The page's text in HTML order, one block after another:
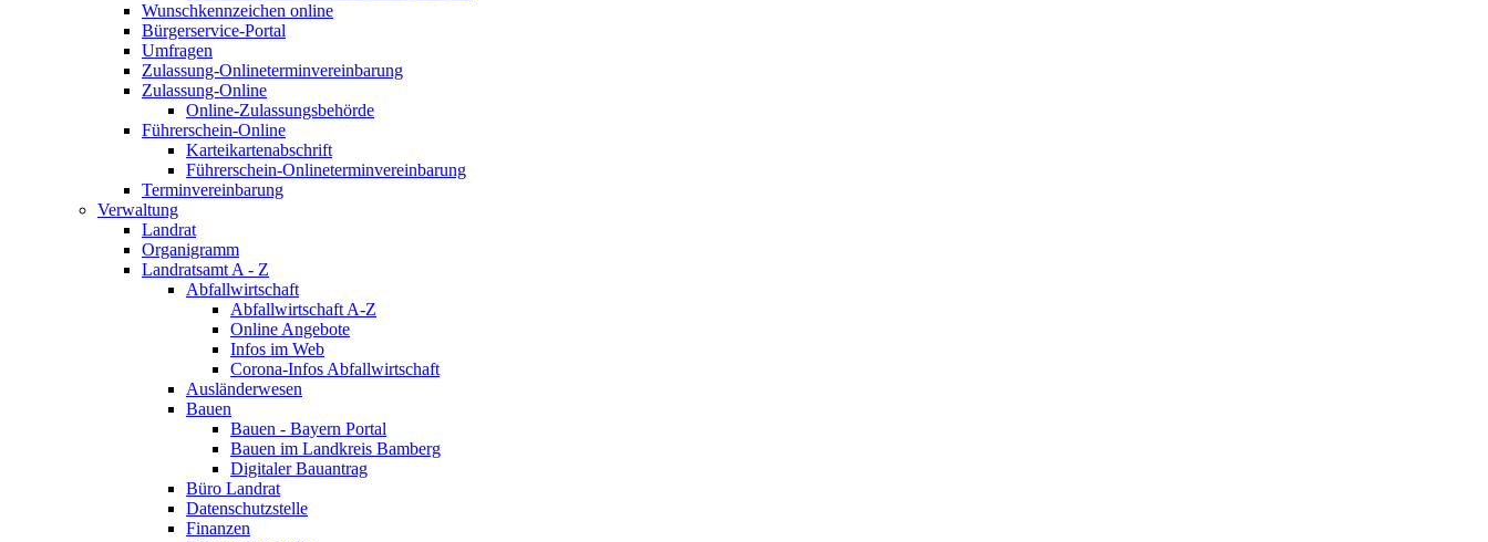
Wunschkennzeichen online
Bürgerservice-Portal
Umfragen
Zulassung-Onlineterminvereinbarung
Zulassung-Online
Online-Zulassungsbehörde
Führerschein-Online
Karteikartenabschrift
Führerschein-Onlineterminvereinbarung
Terminvereinbarung
Verwaltung
Landrat
Organigramm
Landratsamt A - Z
Abfallwirtschaft
Abfallwirtschaft A-Z
Online Angebote
Infos im Web
Corona-Infos Abfallwirtschaft
Ausländerwesen
Bauen
Bauen - Bayern Portal
Bauen im Landkreis Bamberg
Digitaler Bauantrag
Büro Landrat
Datenschutzstelle
Finanzen